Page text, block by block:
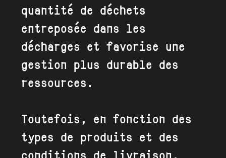
quantité de déchets
entreposée dans les
décharges et favorise une
gestion plus durable des
ressources.
Toutefois, en fonction des
types de produits et des